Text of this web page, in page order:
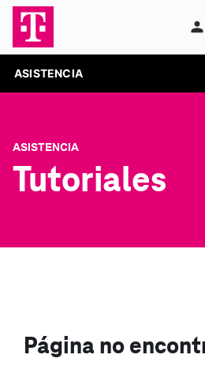
ASISTENCIA
ASISTENCIA
Tutoriales